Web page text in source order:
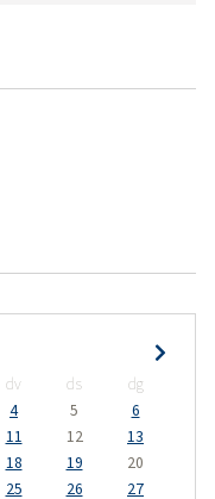
dv ds
dg
4 5
6
11 12
13
18 19
20
25 26
27